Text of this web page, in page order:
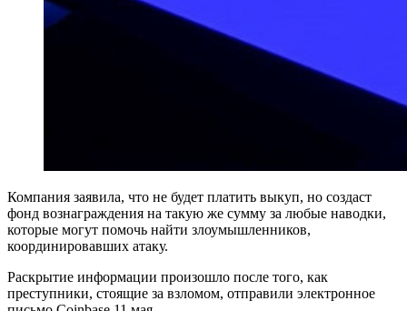
Компания заявила, что не будет платить выкуп, но создаст
фонд вознаграждения на такую же сумму за любые наводки,
которые могут помочь найти злоумышленников,
координировавших атаку.
Раскрытие информации произошло после того, как
преступники, стоящие за взломом, отправили электронное